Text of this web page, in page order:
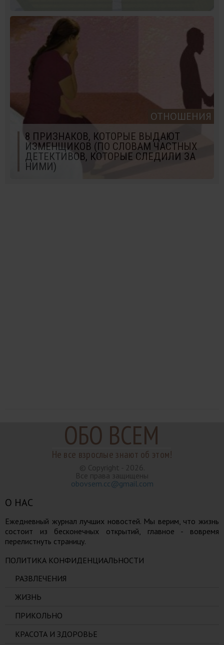
ОТНОШЕНИЯ
8 ПРИЗНАКОВ, КОТОРЫЕ ВЫДАЮТ
ИЗМЕНЩИКОВ (ПО СЛОВАМ ЧАСТНЫХ
ДЕТЕКТИВОВ, КОТОРЫЕ СЛЕДИЛИ ЗА
НИМИ)
ОБО ВСЕМ
Не все взрослые знают об этом!
© Copyright - 2026.
Все права защищены
obovsem.cc@gmail.com
О НАС
Ежедневный журнал лучших новостей. Мы верим, что жизнь
состоит из бесконечных открытий, главное - вовремя
перелистнуть страницу.
ПОЛИТИКА КОНФИДЕНЦИАЛЬНОСТИ
РАЗВЛЕЧЕНИЯ
ЖИЗНЬ
ПРИКОЛЬНО
КРАСОТА И ЗДОРОВЬЕ